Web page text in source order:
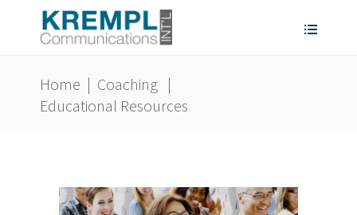
Home | Coaching |
Educational Resources